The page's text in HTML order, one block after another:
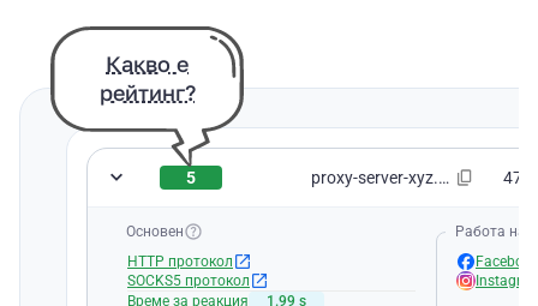
Какво е
рейтинг?
5 proxy-server-xyz.com:8080
Основен
HTTP протокол
SOCKS5 протокол
Време за реакция
1.99 s
Работа на
Facebook